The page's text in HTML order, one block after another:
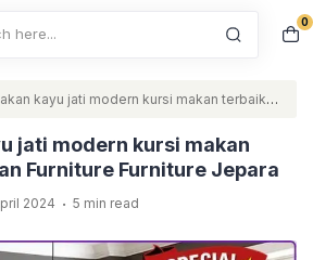
0
kayu jati modern kursi makan terbaik
Jepara
jati modern kursi makan
Furniture Furniture Jepara
2024 . 5 min read